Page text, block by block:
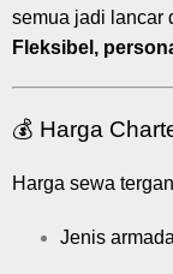
semua jadi lancar
Fleksibel,
💰 Harga
Harga sewa
Jenis